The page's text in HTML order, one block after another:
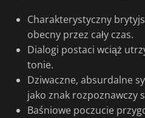
Charakterystyczny
obecny przez cały czas.
Dialogi postaci wciąż
tonie.
Dziwaczne, absurdalne
jako znak rozpoznawczy
Baśniowe poczucie